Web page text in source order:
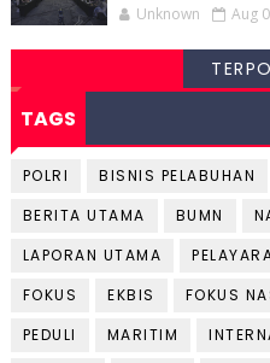
Unknown Aug
TAGS
POLRI BISNIS PELABUHAN
BERITA UTAMA
BUMN
LAPORAN UTAMA
FOKUS
EKBIS FOKUS
PEDULI
MARITIM